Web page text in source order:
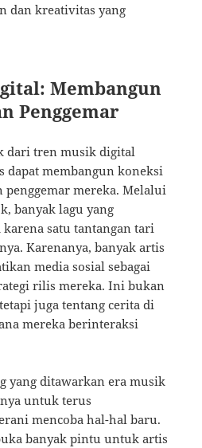
dan kreativitas yang
Membangun
Penggemar
dari tren musik digital
dapat membangun koneksi
penggemar mereka. Melalui
banyak lagu yang
satu tantangan tari
Karenanya, banyak artis
media sosial sebagai
rilis mereka. Ini bukan
juga tentang cerita di
mereka berinteraksi
yang ditawarkan era musik
untuk terus
mencoba hal-hal baru.
banyak pintu untuk artis